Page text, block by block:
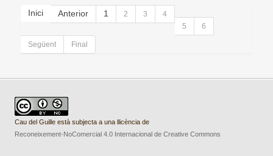
Inici Anterior 1 2 3
4
5
6
Següent Final
Cau del Guille està subjecta a una llicència de
Reconeixement-NoComercial 4.0 Internacional de Creative Commons